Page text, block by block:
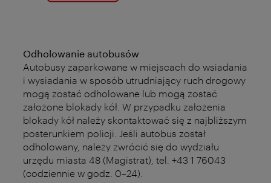
Odholowanie autobusów
Autobusy zaparkowane w miejscach do wsiadania
i wysiadania w sposób utrudniający ruch drogowy
mogą zostać odholowane lub mogą zostać
założone blokady kół. W przypadku założenia
blokady kół należy skontaktować się z najbliższym
posterunkiem policji. Jeśli autobus został
odholowany, należy zwrócić się do wydziału
urzędu miasta 48 (Magistrat), tel. +43 1 76043
(codziennie w godz. 0–24).